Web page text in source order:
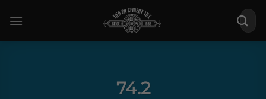
qua
Tìm
kiếm:
74.2